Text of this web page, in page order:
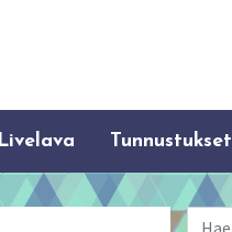
Livelava Tunnustukset
Haku